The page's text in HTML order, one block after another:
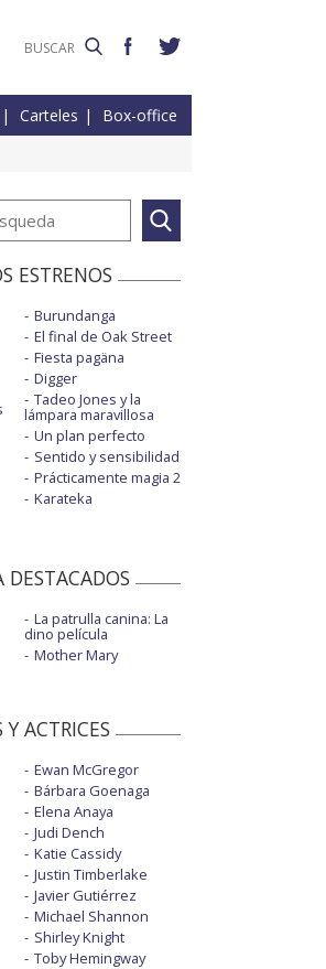
Carteles Box-office
ESTRENOS
Burundanga
El final de Oak Street
Fiesta pagäna
Digger
Tadeo Jones y la
lámpara maravillosa
Un plan perfecto
Sentido y sensibilidad
Prácticamente magia 2
Karateka
DESTACADOS
La patrulla canina: La
dino película
Mother Mary
Y ACTRICES
Ewan McGregor
Bárbara Goenaga
Elena Anaya
Judi Dench
Katie Cassidy
Justin Timberlake
Javier Gutiérrez
Michael Shannon
Shirley Knight
Toby Hemingway